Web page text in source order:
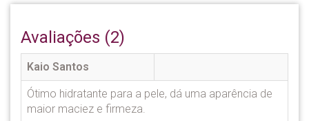
Avaliações (2)
Kaio Santos
Ótimo hidratante para a pele, dá uma aparência de
maior maciez e firmeza.